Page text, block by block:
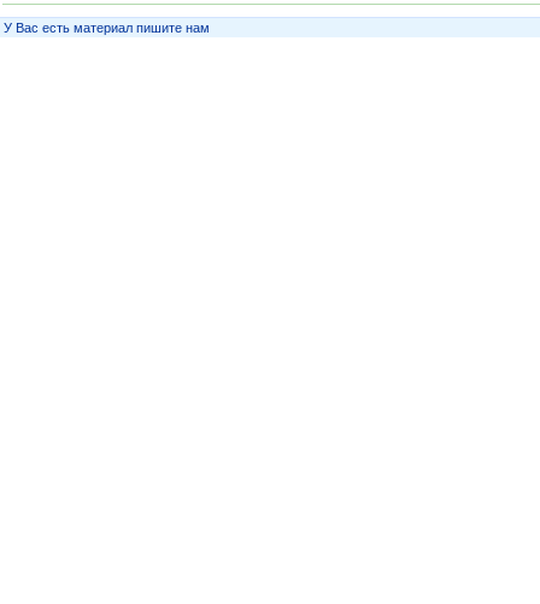
У Вас есть материал пишите нам